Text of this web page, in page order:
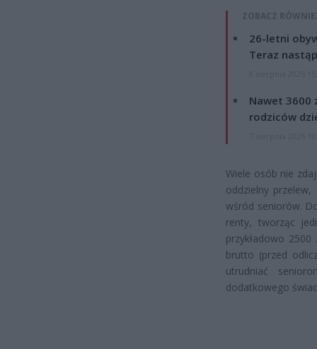
ZOBACZ
26-letni
Teraz
Nawet 3600
rodziców
Wiele osób nie
oddzielny
wśród seniorów.
renty, tworząc
przykładowo
brutto (przed
utrudniać
dodatkowego